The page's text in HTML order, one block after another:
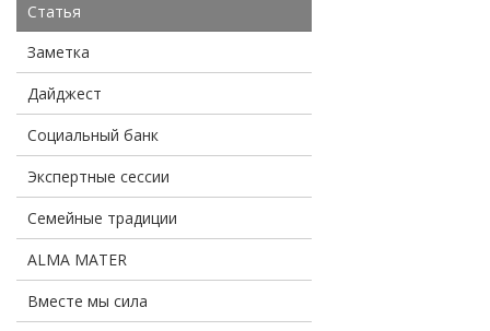
Статья
Заметка
Дайджест
Социальный банк
Экспертные сессии
Семейные традиции
ALMA MATER
Вместе мы сила